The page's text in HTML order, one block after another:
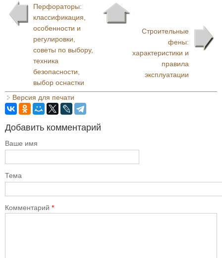
Перфораторы:
классификация,
особенности и
регулировки,
советы по выбору,
техника
безопасности,
выбор оснастки
Строительные
фены:
характеристики и
правила
эксплуатации
Версия для печати
Добавить комментарий
Ваше имя
Тема
Комментарий *